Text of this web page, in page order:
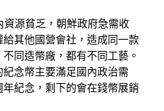
源貧乏，朝鮮政府急需收
其他國營會社，造成同一款
同造幣廠，都有不同工藝。
念幣主要滿足國內政治需
紀念，剩下的會在錢幣展銷